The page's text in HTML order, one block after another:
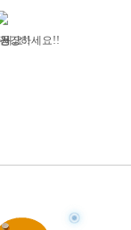
..
강하세요!!
세요!!